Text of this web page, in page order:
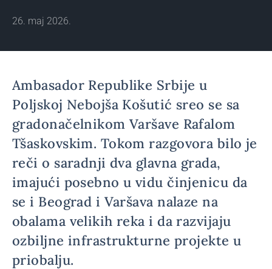
26. maj 2026.
Ambasador Republike Srbije u
Poljskoj Nebojša Košutić sreo se sa
gradonačelnikom Varšave Rafalom
Tšaskovskim. Tokom razgovora bilo je
reči o saradnji dva glavna grada,
imajući posebno u vidu činjenicu da
se i Beograd i Varšava nalaze na
obalama velikih reka i da razvijaju
ozbiljne infrastrukturne projekte u
priobalju.